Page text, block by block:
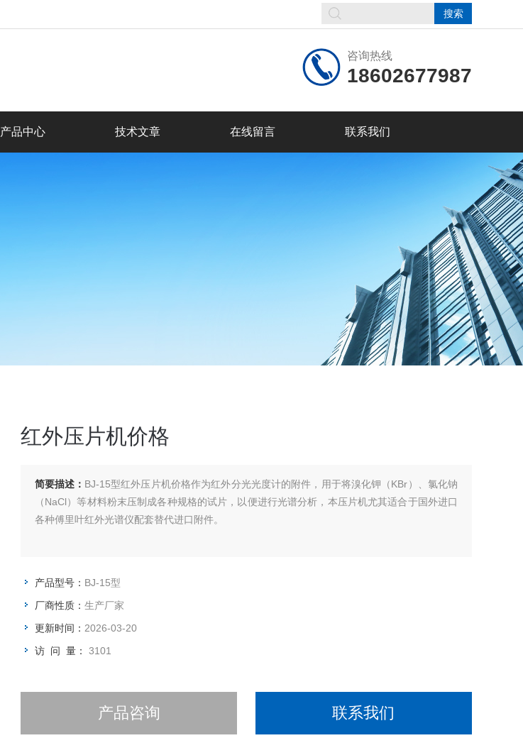
咨询热线
18602677987
产品中心 技术文章 在线留言 联系我们
红外压片机价格
简要描述： BJ-15型红外压片机价格作为红外分光光度计的附件，用于将溴化钾（KBr）、氯化钠
（NaCl）等材料粉末压制成各种规格的试片，以便进行光谱分析，本压片机尤其适合于国外进口
各种傅里叶红外光谱仪配套替代进口附件。
产品型号： BJ-15型
厂商性质： 生产厂家
更新时间： 2026-03-20
访 问 量： 3101
产品咨询 联系我们